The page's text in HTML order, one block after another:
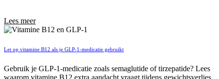
Lees meer
Let op vitamine B12 als je GLP-1-medicatie gebruikt
Gebruik je GLP-1-medicatie zoals semaglutide of tirzepatide? Lees
waarom vitamine B12 extra aandacht vraagt tijdens gewichtsverlies